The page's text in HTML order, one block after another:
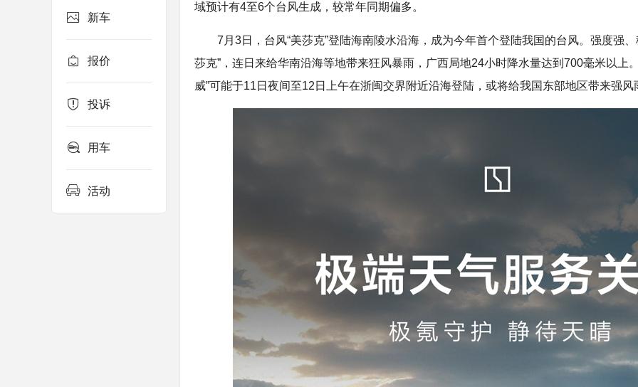
新车
报价
投诉
用车
活动
域预计有4至6个台风生成，较常年同期偏多。
7月3日，台风“美莎克”登陆海南陵水沿海，成为今年首个登陆我国的台风。强度强
莎克”，连日来给华南沿海等地带来狂风暴雨，广西局地24小时降水量达到700毫米以上
威”可能于11日夜间至12日上午在浙闽交界附近沿海登陆，或将给我国东部地区带来强风